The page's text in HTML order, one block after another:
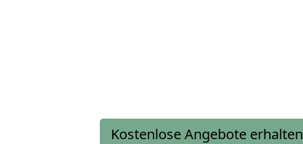
Kostenlose Angebote erhalten